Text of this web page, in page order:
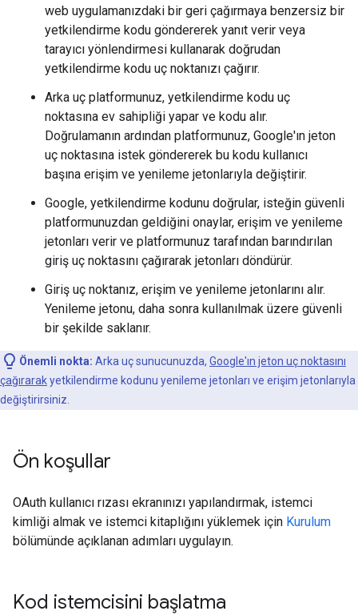
web uygulamanızdaki bir geri çağırmaya benzersiz bir
yetkilendirme kodu göndererek yanıt verir veya
tarayıcı yönlendirmesi kullanarak doğrudan
yetkilendirme kodu uç noktanızı çağırır.
Arka uç platformunuz, yetkilendirme kodu uç
noktasına ev sahipliği yapar ve kodu alır.
Doğrulamanın ardından platformunuz, Google'ın jeton
uç noktasına istek göndererek bu kodu kullanıcı
başına erişim ve yenileme jetonlarıyla değiştirir.
Google, yetkilendirme kodunu doğrular, isteğin güvenli
platformunuzdan geldiğini onaylar, erişim ve yenileme
jetonları verir ve platformunuz tarafından barındırılan
giriş uç noktasını çağırarak jetonları döndürür.
Giriş uç noktanız, erişim ve yenileme jetonlarını alır.
Yenileme jetonu, daha sonra kullanılmak üzere güvenli
bir şekilde saklanır.
Önemli nokta: Arka uç sunucunuzda, Google'ın jeton uç noktasını
çağırarakyetkilendirme kodunu yenileme jetonları ve erişim jetonlarıyla
değiştirirsiniz.
Ön koşullar
OAuth kullanıcı rızası ekranınızı yapılandırmak, istemci
kimliği almak ve istemci kitaplığını yüklemek için Kurulum
bölümünde açıklanan adımları uygulayın.
Kod istemcisini başlatma